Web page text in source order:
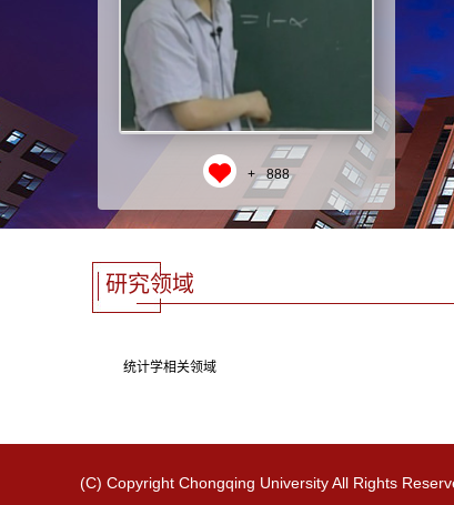
+ 888
研究领域
统计学相关领域
(C) Copyright Chongqing University All Rights